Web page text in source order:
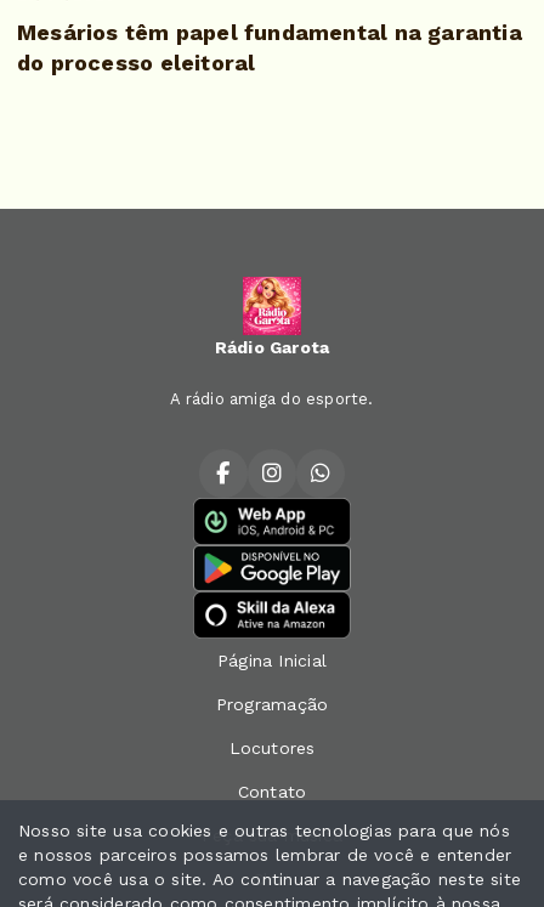
Mesários têm papel fundamental na garantia
do processo eleitoral
Rádio Garota
A rádio amiga do esporte.
Página Inicial
Programação
Locutores
Contato
Peça sua música
Chat
Nosso site usa cookies e outras tecnologias para que nós
e nossos parceiros possamos lembrar de você e entender
como você usa o site. Ao continuar a navegação neste site